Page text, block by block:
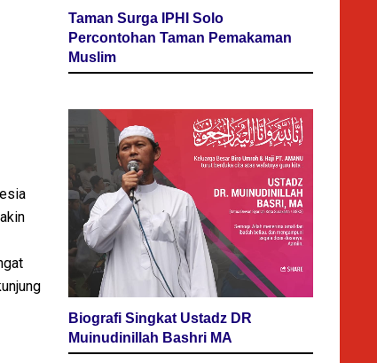
Taman Surga IPHI Solo
Percontohan Taman Pemakaman
Muslim
Biografi Singkat Ustadz DR
Muinudinillah Bashri MA